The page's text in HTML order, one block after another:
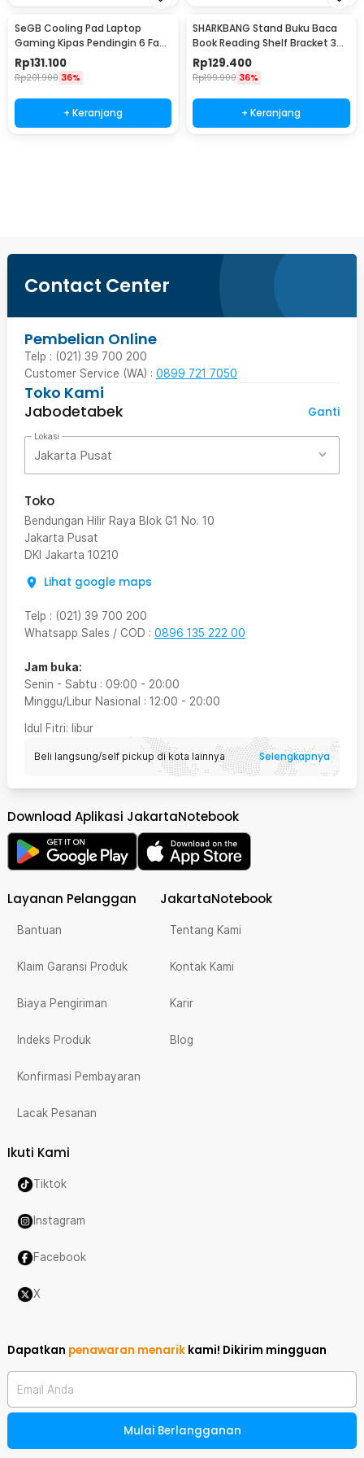
SeGB Cooling Pad Laptop
Gaming Kipas Pendingin 6 Fan
17 Inch - S6
Rp131.100
Rp201.900 36%
+ Keranjang
SHARKBANG Stand Buku Baca
Book Reading Shelf Bracket 360
Degree - YL-811
Rp129.400
Rp199.900 36%
+ Keranjang
Contact Center
Pembelian Online
Telp : (021) 39 700 200
Customer Service (WA) : 0899 721 7050
Toko Kami
Jabodetabek
Ganti
Lokasi
Jakarta Pusat
Toko
Bendungan Hilir Raya Blok G1 No. 10
Jakarta Pusat
DKI Jakarta 10210
Lihat google maps
Telp : (021) 39 700 200
Whatsapp Sales / COD : 0896 135 222 00
Jam buka:
Senin - Sabtu : 09:00 - 20:00
Minggu/Libur Nasional : 12:00 - 20:00
Idul Fitri: libur
Beli langsung/self pickup di kota lainnya Selengkapnya
Download Aplikasi JakartaNotebook
Layanan Pelanggan
Bantuan
Klaim Garansi Produk
Biaya Pengiriman
Indeks Produk
Konfirmasi Pembayaran
Lacak Pesanan
JakartaNotebook
Tentang Kami
Kontak Kami
Karir
Blog
Ikuti Kami
Tiktok
Instagram
Facebook
X
Dapatkan penawaran menarik kami! Dikirim mingguan
Email Anda
Mulai Berlangganan